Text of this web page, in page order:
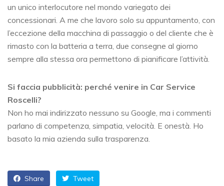
un unico interlocutore nel mondo variegato dei
concessionari. A me che lavoro solo su appuntamento, con
l’eccezione della macchina di passaggio o del cliente che è
rimasto con la batteria a terra, due consegne al giorno
sempre alla stessa ora permettono di pianificare l’attività.
Si faccia pubblicità: perché venire in Car Service
Roscelli?
Non ho mai indirizzato nessuno su Google, ma i commenti
parlano di competenza, simpatia, velocità. E onestà. Ho
basato la mia azienda sulla trasparenza.
Share Tweet